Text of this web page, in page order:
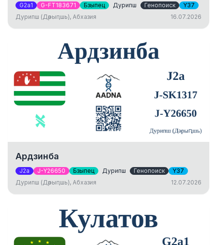
G2a1 G-FT183671 Бзыпец Дурипш Генопоиск
Y37
Дурипш (Дәрыԥшь), Абхазия
16.07.2026
Ардзинба
J2a J-Y26650 Бзыпец Дурипш Генопоиск
Y37
Дурипш (Дәрыԥшь), Абхазия
12.07.2026